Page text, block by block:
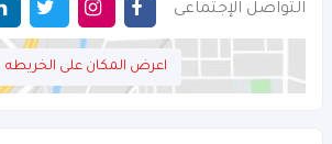
التواصل الإجتماعى
اعرض المكان على الخريطه